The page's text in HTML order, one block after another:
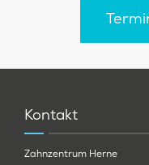
Kontakt
Zahnzentrum Herne